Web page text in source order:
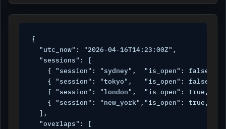
{
  "utc_now": "2026-04-16T14:23:00Z",
  "sessions": [
{ "session": "sydney",  "is_open": false,
{ "session": "tokyo",   "is_open": false,
{ "session": "london",  "is_open": true,
{ "session": "new_york","is_open": true,
  ],
  "overlaps": [